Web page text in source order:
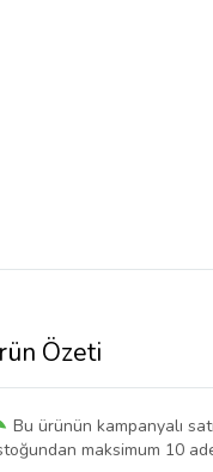
Özeti
Bu ürünün kampanyalı
maksimum 10